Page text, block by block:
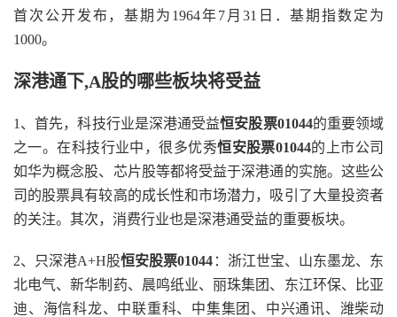
首次公开发布，基期为1964年7月31日．基期指数定为
1000。
深港通下,A股的哪些板块将受益
1、首先，科技行业是深港通受益恒安股票01044的重要领域
之一。在科技行业中，很多优秀恒安股票01044的上市公司
如华为概念股、芯片股等都将受益于深港通的实施。这些公
司的股票具有较高的成长性和市场潜力，吸引了大量投资者
的关注。其次，消费行业也是深港通受益的重要板块。
2、只深港A+H股恒安股票01044 ：浙江世宝、山东墨龙、东
北电气、新华制药、晨鸣纸业、丽珠集团、东江环保、比亚
迪、海信科龙、中联重科、中集集团、中兴通讯、潍柴动